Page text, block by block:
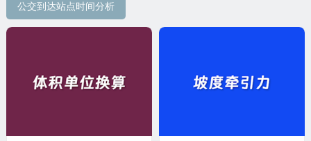
公交到达站点时间分析